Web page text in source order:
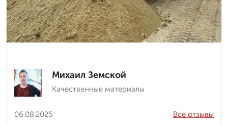
Михаил Земской
Качественные материалы
06.08.2025
Все отзывы